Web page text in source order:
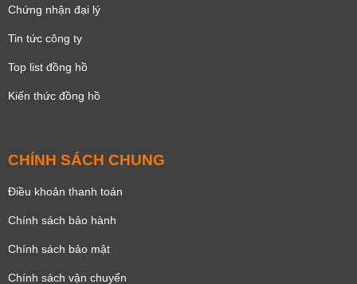
Chứng nhận đại lý
Tin tức công ty
Top list đồng hồ
Kiến thức đồng hồ
CHÍNH SÁCH CHUNG
Điều khoản thanh toán
Chính sách bảo hành
Chính sách bảo mật
Chính sách vận chuyển